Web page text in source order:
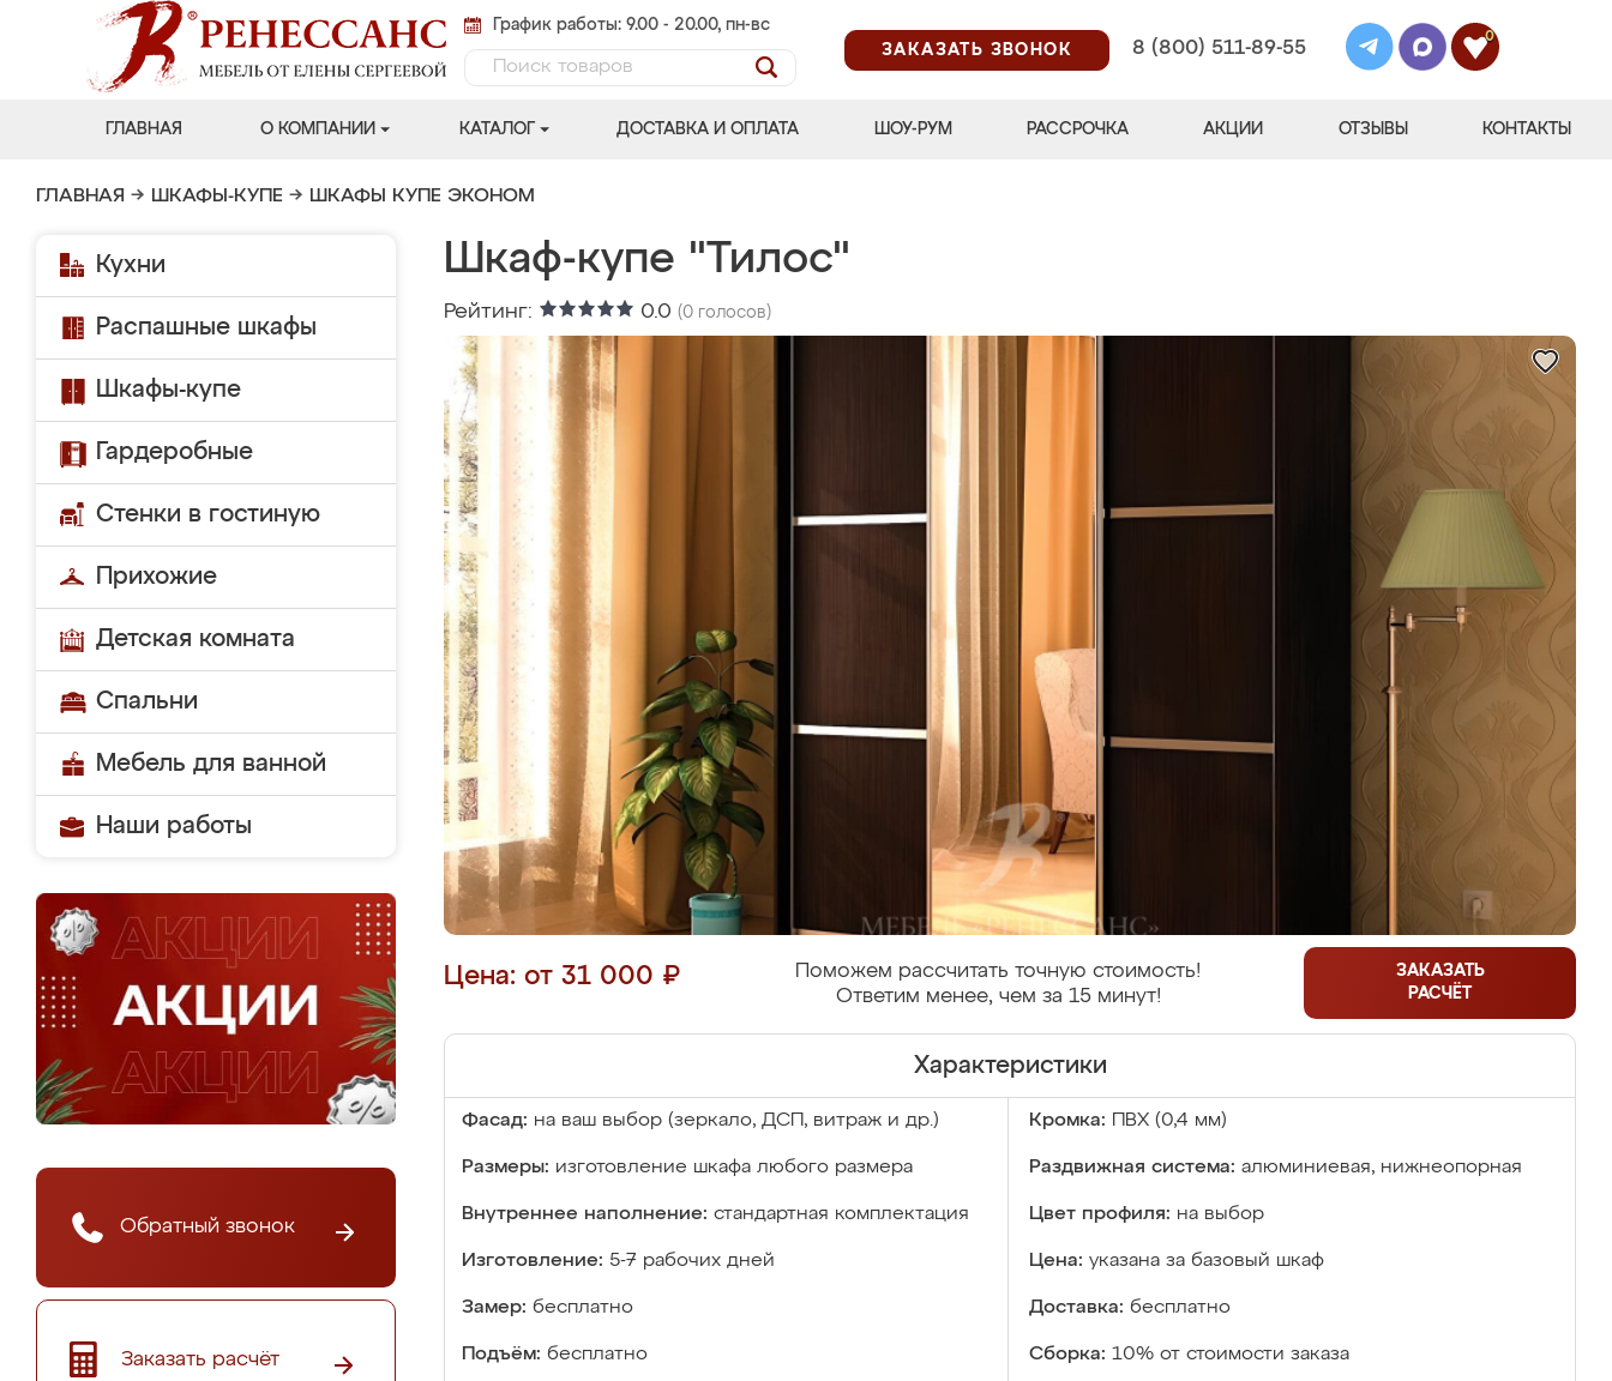
График работы: 9.00 - 20.00, пн-вс
ЗАКАЗАТЬ ЗВОНОК
8 (800) 511-89-55
0
ГЛАВНАЯ О КОМПАНИИ КАТАЛОГ ДОСТАВКА И ОПЛАТА ШОУ-РУМ РАССРОЧКА АКЦИИ ОТЗЫВЫ КОНТАКТЫ
ГЛАВНАЯ → ШКАФЫ-КУПЕ → ШКАФЫ КУПЕ ЭКОНОМ
Кухни
Распашные шкафы
Шкафы-купе
Гардеробные
Стенки в гостиную
Прихожие
Детская комната
Спальни
Мебель для ванной
Наши работы
Обратный звонок
Заказать расчёт
Шкаф-купе "Тилос"
Рейтинг: 0.0 (0 голосов)
Цена: от 31 000 ₽
Поможем рассчитать точную стоимость!
Ответим менее, чем за 15 минут!
ЗАКАЗАТЬ
РАСЧЁТ
Характеристики
Фасад: на ваш выбор (зеркало, ДСП, витраж и др.) Кромка: ПВХ (0,4 мм)
Размеры: изготовление шкафа любого размера Раздвижная система: алюминиевая, нижнеопорная
Внутреннее наполнение: стандартная комплектация Цвет профиля: на выбор
Изготовление: 5-7 рабочих дней Цена: указана за базовый шкаф
Замер: бесплатно Доставка: бесплатно
Подъём: бесплатно Сборка: 10% от стоимости заказа